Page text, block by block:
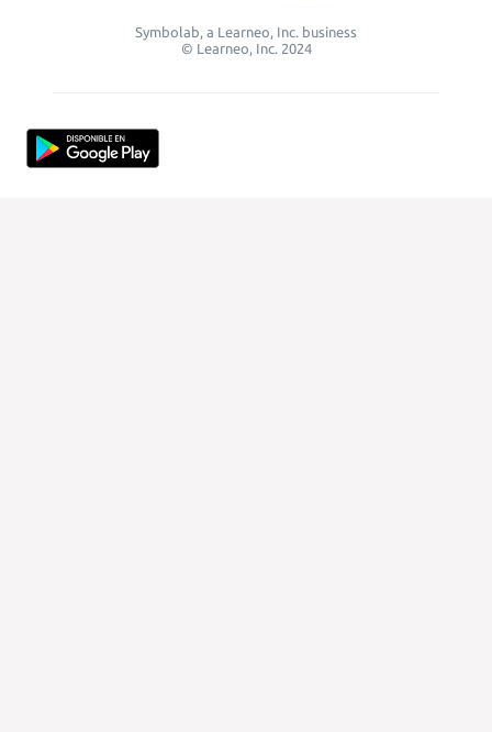
Symbolab, a Learneo, Inc. business
© Learneo, Inc. 2024